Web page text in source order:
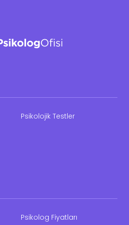
Psikolojik Testler
Psikolog Fiyatları